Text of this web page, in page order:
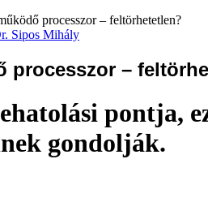
processzor – feltörhetetlen?
Sipos Mihály
processzor –
pontja,
gondolják.